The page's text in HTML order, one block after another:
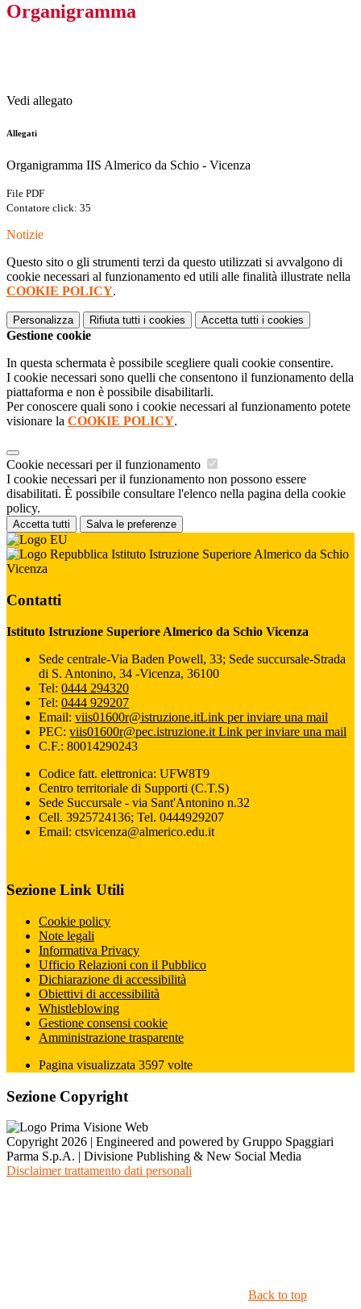
Organigramma
Vedi allegato
Allegati
Organigramma IIS Almerico da Schio - Vicenza
File PDF
Contatore click: 35
Notizie
Questo sito o gli strumenti terzi da questo utilizzati si avvalgono di
cookie necessari al funzionamento ed utili alle finalità illustrate nella
COOKIE POLICY.
Personalizza Rifiuta tutti i cookies Accetta tutti i cookies
Gestione cookie
In questa schermata è possibile scegliere quali cookie consentire.
I cookie necessari sono quelli che consentono il funzionamento della
piattaforma e non è possibile disabilitarli.
Per conoscere quali sono i cookie necessari al funzionamento potete
visionare la COOKIE POLICY.
Cookie necessari per il funzionamento
I cookie necessari per il funzionamento non possono essere
disabilitati. È possibile consultare l'elenco nella pagina della cookie
policy.
Accetta tutti Salva le preferenze
Istituto Istruzione Superiore Almerico da Schio
Vicenza
Contatti
Istituto Istruzione Superiore Almerico da Schio Vicenza
Sede centrale-Via Baden Powell, 33; Sede succursale-Strada
di S. Antonino, 34 -Vicenza, 36100
Tel: 0444 294320
Tel: 0444 929207
Email: viis01600r@istruzione.itLink per inviare una mail
PEC: viis01600r@pec.istruzione.it Link per inviare una mail
C.F.: 80014290243
Codice fatt. elettronica: UFW8T9
Centro territoriale di Supporti (C.T.S)
Sede Succursale - via Sant'Antonino n.32
Cell. 3925724136; Tel. 0444929207
Email: ctsvicenza@almerico.edu.it
Sezione Link Utili
Cookie policy
Note legali
Informativa Privacy
Ufficio Relazioni con il Pubblico
Dichiarazione di accessibilità
Obiettivi di accessibilità
Whistleblowing
Gestione consensi cookie
Amministrazione trasparente
Pagina visualizzata 3597 volte
Sezione Copyright
Copyright 2026 | Engineered and powered by Gruppo Spaggiari
Parma S.p.A. | Divisione Publishing & New Social Media
Disclaimer trattamento dati personali
Back to top